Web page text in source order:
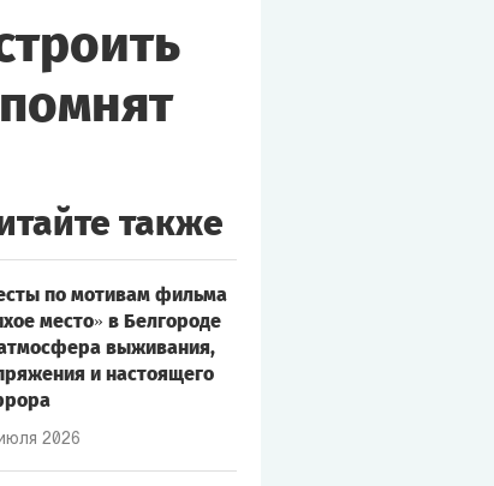
также
по мотивам фильма
место» в Белгороде
выживания,
и настоящего
2026